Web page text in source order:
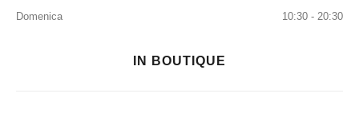
Domenica
10:30 - 20:30
IN BOUTIQUE